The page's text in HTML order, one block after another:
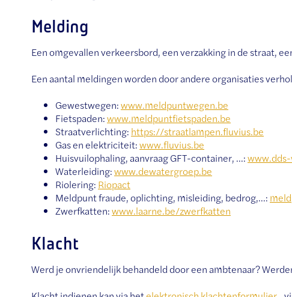
Melding
Een omgevallen verkeersbord, een verzakking in de straat,
Een aantal meldingen worden door andere organisaties
Gewestwegen:www.meldpuntwegen.be
Fietspaden:www.meldpuntfietspaden.be
Straatverlichting: https://straatlampen.fluvius.be
Gas en elektriciteit:www.fluvius.be
Huisvuilophaling, aanvraag GFT-container, ...:
Waterleiding:www.dewatergroep.be
Riolering: Riopact
Meldpunt fraude, oplichting, misleiding, bedrog,...:
Zwerfkatten:www.laarne.be/zwerfkatten
Klacht
Werd je onvriendelijk behandeld door een ambtenaar?